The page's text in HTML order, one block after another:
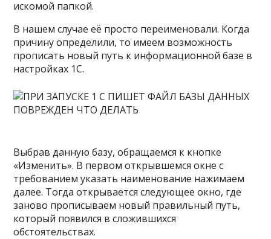
искомой папкой.
В нашем случае её просто переименовали. Когда
причину определили, то имеем возможность
прописать новый путь к информационной базе в
настройках 1С.
Выбрав данную базу, обращаемся к кнопке
«Изменить». В первом открывшемся окне с
требованием указать наименование нажимаем
далее. Тогда открывается следующее окно, где
заново прописываем новый правильный путь,
который появился в сложившихся
обстоятельствах.